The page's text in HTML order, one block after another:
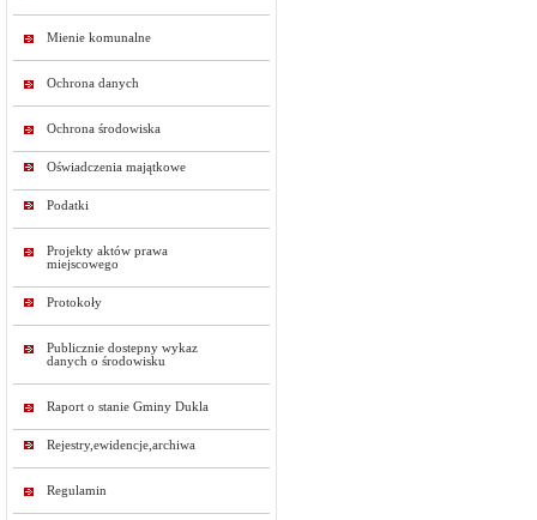
Mienie komunalne
Ochrona danych
Ochrona środowiska
Oświadczenia majątkowe
Podatki
Projekty aktów prawa
miejscowego
Protokoły
Publicznie dostepny wykaz
danych o środowisku
Raport o stanie Gminy Dukla
Rejestry,ewidencje,archiwa
Regulamin